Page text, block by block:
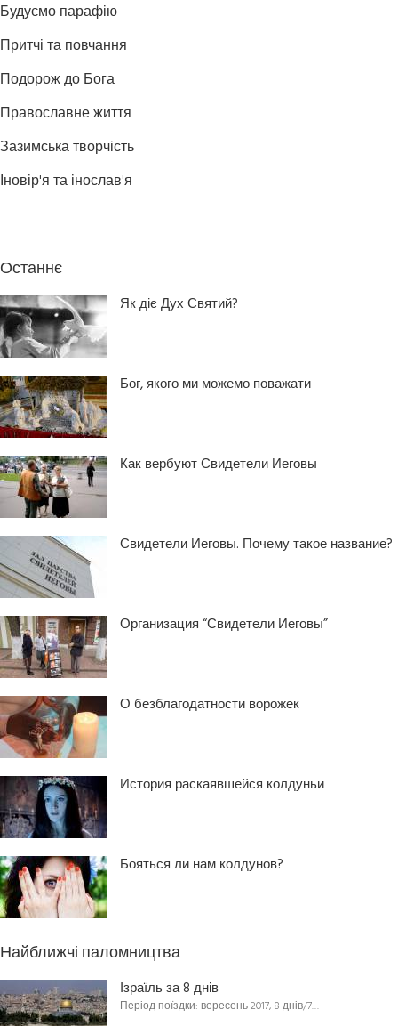
Будуємо парафію
Притчі та повчання
Подорож до Бога
Православне життя
Зазимська творчість
Іновір'я та інослав'я
Останнє
Як діє Дух Святий?
Бог, якого ми можемо поважати
Как вербуют Свидетели Иеговы
Свидетели Иеговы. Почему такое название?
Организация “Свидетели Иеговы”
О безблагодатности ворожек
История раскаявшейся колдуньи
Бояться ли нам колдунов?
Найближчі паломництва
Ізраїль за 8 днів
Період поїздки: вересень 2017, 8 днів/7…